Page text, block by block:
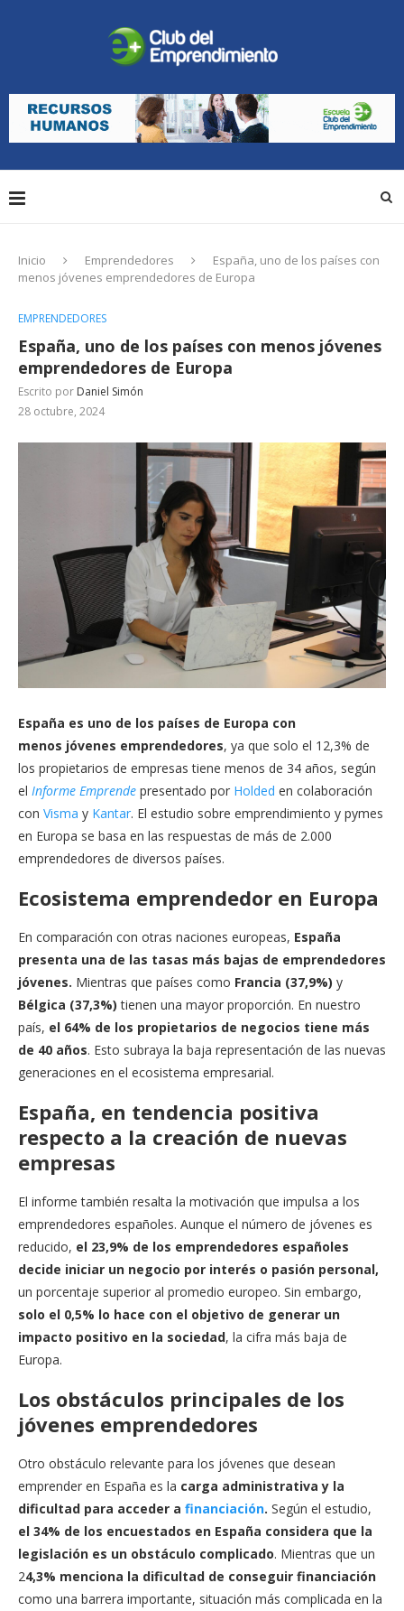
Inicio Emprendedores
España, uno de los países con
menos jóvenes emprendedores de Europa
EMPRENDEDORES
España, uno de los países con menos jóvenes
emprendedores de Europa
Escrito por Daniel Simón
28 octubre, 2024
España es uno de los países de Europa con
menos jóvenes emprendedores, ya que solo el 12,3% de
los propietarios de empresas tiene menos de 34 años, según
el Informe Emprende presentado por Holded en colaboración
con Visma y Kantar. El estudio sobre emprendimiento y pymes
en Europa se basa en las respuestas de más de 2.000
emprendedores de diversos países.
Ecosistema emprendedor en Europa
En comparación con otras naciones europeas, España
presenta una de las tasas más bajas de emprendedores
jóvenes. Mientras que países como Francia (37,9%) y
Bélgica (37,3%) tienen una mayor proporción. En nuestro
país, el 64% de los propietarios de negocios tiene más
de 40 años. Esto subraya la baja representación de las nuevas
generaciones en el ecosistema empresarial.
España, en tendencia positiva
respecto a la creación de nuevas
empresas
El informe también resalta la motivación que impulsa a los
emprendedores españoles. Aunque el número de jóvenes es
reducido, el 23,9% de los emprendedores españoles
decide iniciar un negocio por interés o pasión personal,
un porcentaje superior al promedio europeo. Sin embargo,
solo el 0,5% lo hace con el objetivo de generar un
impacto positivo en la sociedad, la cifra más baja de
Europa.
Los obstáculos principales de los
jóvenes emprendedores
Otro obstáculo relevante para los jóvenes que desean
emprender en España es la carga administrativa y la
dificultad para acceder a financiación. Según el estudio,
el 34% de los encuestados en España considera que la
legislación es un obstáculo complicado. Mientras que un
24,3% menciona la dificultad de conseguir financiación
como una barrera importante, situación más complicada en la